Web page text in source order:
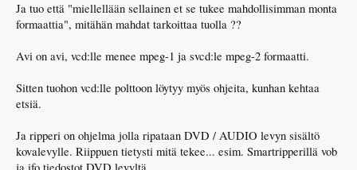
Ja tuo että "miellellään sellainen et se tukee mahdollisimman monta
formaattia", mitähän mahdat tarkoittaa tuolla ??
Avi on avi, vcd:lle menee mpeg-1 ja svcd:le mpeg-2 formaatti.
Sitten tuohon vcd:lle polttoon löytyy myös ohjeita, kunhan kehtaa
etsiä.
Ja ripperi on ohjelma jolla ripataan DVD / AUDIO levyn sisältö
kovalevylle. Riippuen tietysti mitä tekee... esim. Smartripperillä vob